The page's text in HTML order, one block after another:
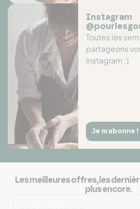
Instagram
Toutes les
partageons
Instagram :)
Je m'abonne !
Les meilleures offres, les
plus encore.